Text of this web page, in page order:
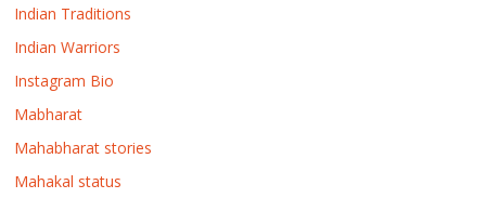
Indian Traditions
Indian Warriors
Instagram Bio
Mabharat
Mahabharat stories
Mahakal status